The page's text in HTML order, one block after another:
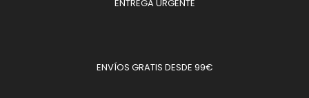
ENTREGA URGENTE
ENVÍOS GRATIS DESDE 99€